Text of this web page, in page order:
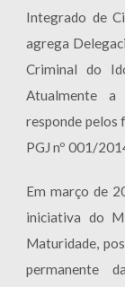
Integrado de
agrega
Criminal do
Atualmente
responde pelos
PGJ nº 001/
Em março de
iniciativa do
Maturidade,
permanente